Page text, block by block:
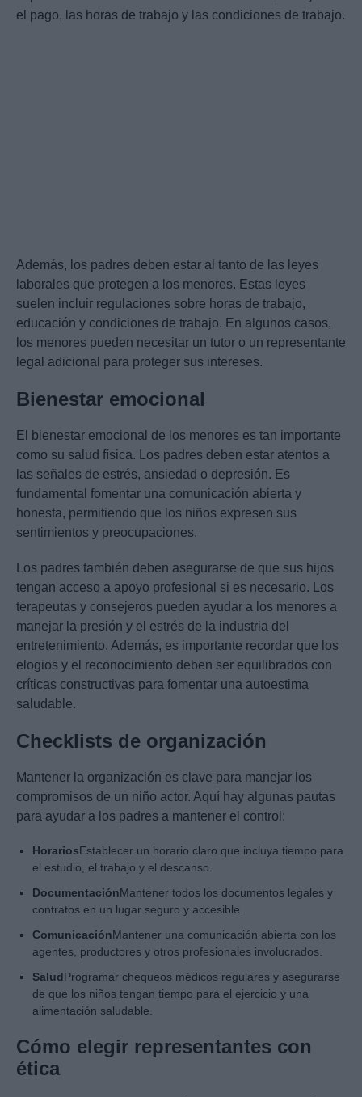
el pago, las horas de trabajo y las condiciones de trabajo.
Además, los padres deben estar al tanto de las leyes
laborales que protegen a los menores. Estas leyes
suelen incluir regulaciones sobre horas de trabajo,
educación y condiciones de trabajo. En algunos casos,
los menores pueden necesitar un tutor o un representante
legal adicional para proteger sus intereses.
Bienestar emocional
El bienestar emocional de los menores es tan importante
como su salud física. Los padres deben estar atentos a
las señales de estrés, ansiedad o depresión. Es
fundamental fomentar una comunicación abierta y
honesta, permitiendo que los niños expresen sus
sentimientos y preocupaciones.
Los padres también deben asegurarse de que sus hijos
tengan acceso a apoyo profesional si es necesario. Los
terapeutas y consejeros pueden ayudar a los menores a
manejar la presión y el estrés de la industria del
entretenimiento. Además, es importante recordar que los
elogios y el reconocimiento deben ser equilibrados con
críticas constructivas para fomentar una autoestima
saludable.
Checklists de organización
Mantener la organización es clave para manejar los
compromisos de un niño actor. Aquí hay algunas pautas
para ayudar a los padres a mantener el control:
HorariosEstablecer un horario claro que incluya tiempo para
el estudio, el trabajo y el descanso.
DocumentaciónMantener todos los documentos legales y
contratos en un lugar seguro y accesible.
ComunicaciónMantener una comunicación abierta con los
agentes, productores y otros profesionales involucrados.
SaludProgramar chequeos médicos regulares y asegurarse
de que los niños tengan tiempo para el ejercicio y una
alimentación saludable.
Cómo elegir representantes con
ética